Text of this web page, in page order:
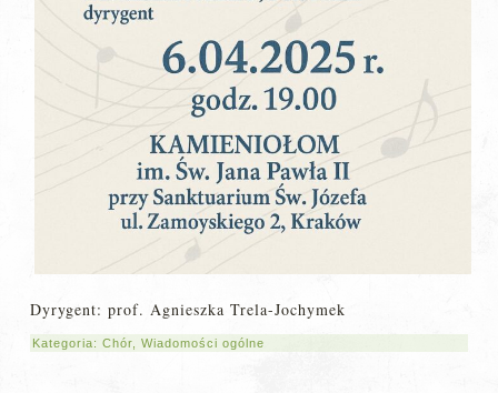
Dyrygent: prof. Agnieszka Trela-Jochymek
Kategoria:Chór ,Wiadomości ogólne